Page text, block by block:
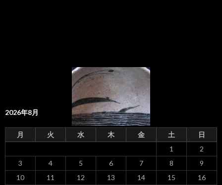
2026年8月
月 火 水 木 金 土 日
1
2
3
4 5 6 7 8
9
10
11 12 13 14 15
16